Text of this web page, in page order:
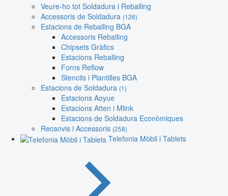
Veure-ho tot Soldadura i Reballing
Accessoris de Soldadura (126)
Estacions de Reballing BGA
Accessoris Reballing
Chipsets Gràfics
Estacions Reballing
Forns Reflow
Stencils i Plantilles BGA
Estacions de Soldadura (1)
Estacions Aoyue
Estacions Atten i Mlink
Estacions de Soldadura Econòmiques
Recanvis i Accessoris (258)
Telefonia Mòbil i Tablets